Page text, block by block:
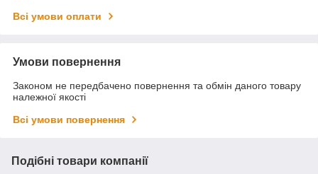
Всі умови оплати
Умови повернення
Законом не передбачено повернення та обмін даного товару
належної якості
Всі умови повернення
Подібні товари компанії